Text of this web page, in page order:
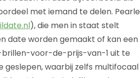
met iemand te delen. Pearle
), die men in staat stelt
date worden gemaakt of kan een
brillen-voor-de-prijs-van-1 uit te
geslepen, waarbij zelfs multifocaal